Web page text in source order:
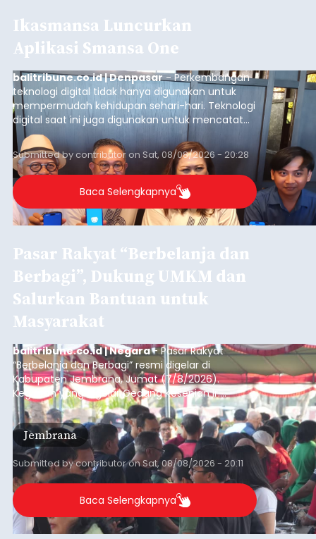
Ikasmansa Luncurkan
Aplikasi Smansa One
balitribune.co.id | Denpasar- Perkembangan
teknologi digital tidak hanya digunakan untuk
mempermudah kehidupan sehari-hari. Teknologi
digital saat ini juga digunakan untuk mencatat
dan mengelola data base alumni dari suatu
sekolah, salah satunya adalah alumni SMA 1
Denpasar.
Submitted bycontributoronSat, 08/08/2026 - 20:28
Baca Selengkapnya
Pasar Rakyat “Berbelanja dan
Berbagi”, Dukung UMKM dan
Salurkan Bantuan untuk
Masyarakat
balitribune.co.id | Negara- Pasar Rakyat
“Berbelanja dan Berbagi” resmi digelar di
Kabupaten Jembrana, Jumat (7/8/2026).
Kegiatan yang digelar Gedung Kesenian Ir.
Soekarno ini memadukan pemberdayaan
ekonomi masyarakat dengan aksi sosial tersebut
mendapat antusiasme tinggi dan mencatat nilai
transaksi mencapai Rp672.733.200.
Jembrana
Submitted bycontributoronSat, 08/08/2026 - 20:11
Baca Selengkapnya